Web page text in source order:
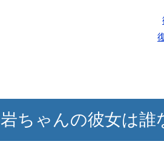
岩ちゃんの彼女は誰